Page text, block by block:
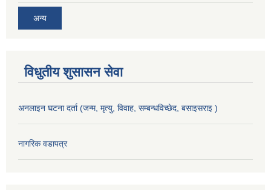
अन्य
विधुतीय शुसासन सेवा
अनलाइन घटना दर्ता (जन्म, मृत्यु, विवाह, सम्बन्धविच्छेद, बसाइसराइ )
नागरिक वडापत्र